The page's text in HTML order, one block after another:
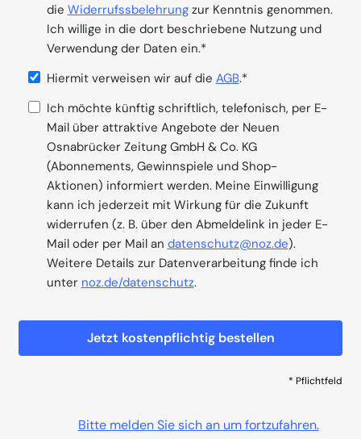
die Widerrufssbelehrungzur Kenntnis genommen.
Ich willige in die dort beschriebene Nutzung und
Verwendung der Daten ein.*
Hiermit verweisen wir auf die AGB.*
Ich möchte künftig schriftlich, telefonisch, per E-
Mail über attraktive Angebote der Neuen
Osnabrücker Zeitung GmbH & Co. KG
(Abonnements, Gewinnspiele und Shop-
Aktionen) informiert werden. Meine Einwilligung
kann ich jederzeit mit Wirkung für die Zukunft
widerrufen (z. B. über den Abmeldelink in jeder E-
Mail oder per Mail an datenschutz@noz.de).
Weitere Details zur Datenverarbeitung finde ich
unter noz.de/datenschutz.
Jetzt kostenpflichtig bestellen
* Pflichtfeld
Bitte melden Sie sich an um fortzufahren.